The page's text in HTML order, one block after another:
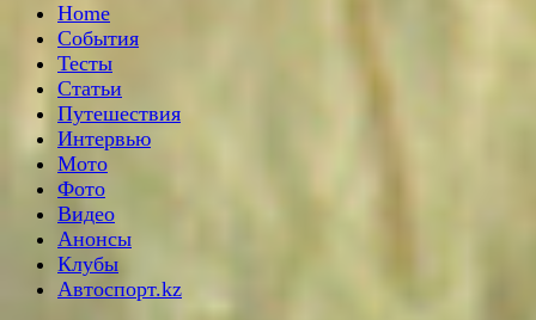
Home
События
Тесты
Статьи
Путешествия
Интервью
Мото
Фото
Видео
Анонсы
Клубы
Автоспорт.kz